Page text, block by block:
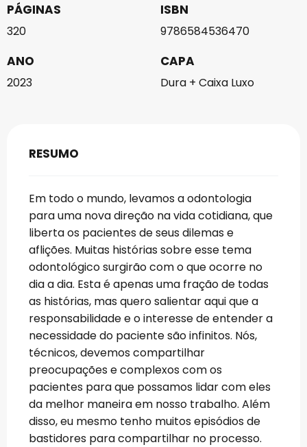
PÁGINAS
320
ISBN
9786584536470
ANO
2023
CAPA
Dura + Caixa Luxo
RESUMO
Em todo o mundo, levamos a odontologia
para uma nova direção na vida cotidiana, que
liberta os pacientes de seus dilemas e
aflições. Muitas histórias sobre esse tema
odontológico surgirão com o que ocorre no
dia a dia. Esta é apenas uma fração de todas
as histórias, mas quero salientar aqui que a
responsabilidade e o interesse de entender a
necessidade do paciente são infinitos. Nós,
técnicos, devemos compartilhar
preocupações e complexos com os
pacientes para que possamos lidar com eles
da melhor maneira em nosso trabalho. Além
disso, eu mesmo tenho muitos episódios de
bastidores para compartilhar no processo.